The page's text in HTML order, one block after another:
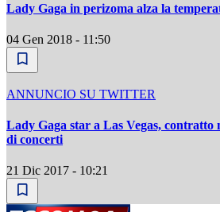
Lady Gaga in perizoma alza la
04 Gen 2018 - 11:50
ANNUNCIO SU TWITTER
Lady Gaga star a Las Vegas,
di concerti
21 Dic 2017 - 10:21